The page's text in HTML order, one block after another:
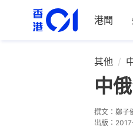
港聞
其他
中
撰文： 鄭子
出版：